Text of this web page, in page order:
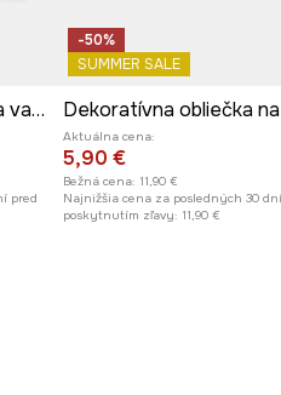
Dekoratívna obliečka na vankúš
pred
-50%
SUMMER SALE
Aktuálna cena:
5,90 €
Bežná cena: 11,90 €
Najnižšia cena za posledných 30
poskytnutím zľavy: 11,90 €